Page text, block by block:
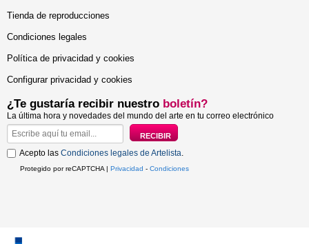
Tienda de reproducciones
Condiciones legales
Política de privacidad y cookies
Configurar privacidad y cookies
¿Te gustaría recibir nuestro boletín?
La última hora y novedades del mundo del arte en tu correo electrónico
Acepto las Condiciones legales de Artelista.
Protegido por reCAPTCHA | Privacidad - Condiciones